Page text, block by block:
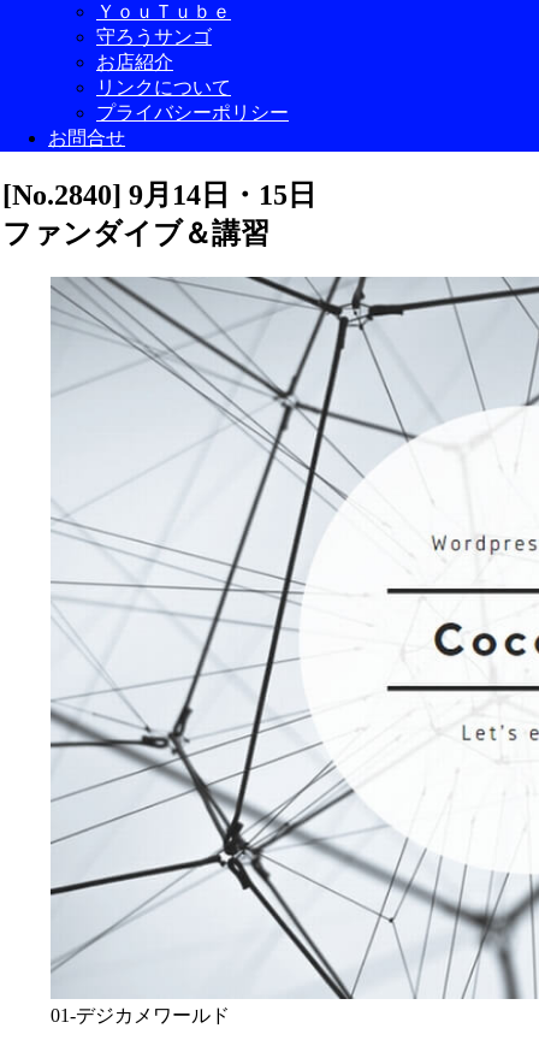
ＹｏｕＴｕｂｅ
守ろうサンゴ
お店紹介
リンクについて
プライバシーポリシー
お問合せ
[No.2840] 9月14日・15日
ファンダイブ＆講習
01-デジカメワールド